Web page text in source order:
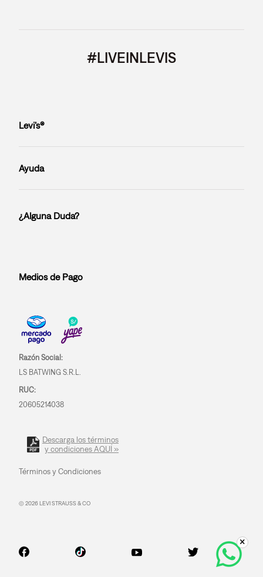
#LIVEINLEVIS
Levi’s®
Ayuda
¿Alguna Duda?
Medios de Pago
Razón Social:
LS BATWING S.R.L.
RUC:
20605214038
Descarga los términos
y condiciones AQUÍ »
Términos y Condiciones
© 2026 LEVI STRAUSS & CO